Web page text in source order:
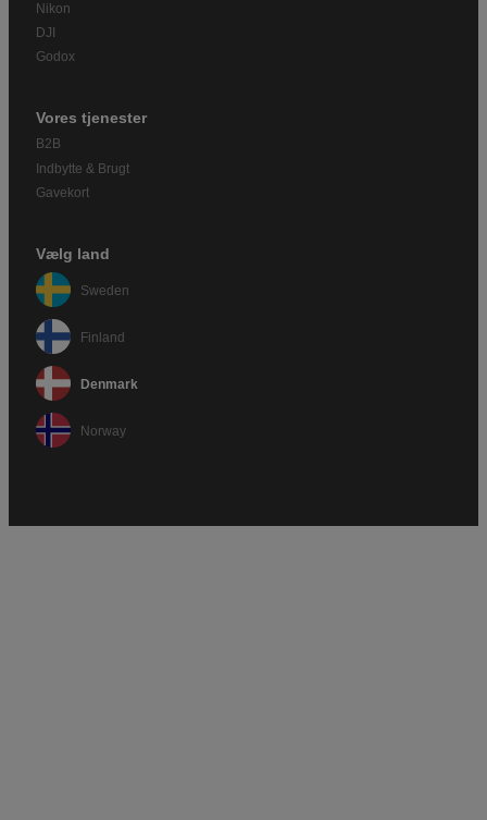
Nikon
DJI
Godox
Vores tjenester
B2B
Indbytte & Brugt
Gavekort
Vælg land
Sweden
Finland
Denmark
Norway